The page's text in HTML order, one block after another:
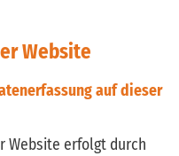
Website
auf dieser
Website erfolgt durch